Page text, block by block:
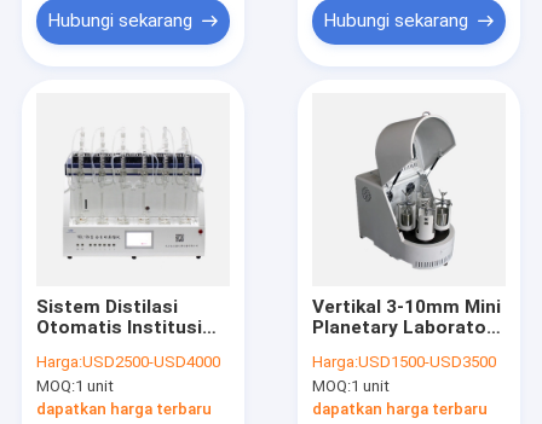
Hubungi kami
Mesin Ball Mill Laboratorium
Mesin Pengemas Obat
Kotak Sarung Tangan Vakum
Hubungi sekarang Hubungi sekarang
Sistem Distilasi
Otomatis Institusi
4960W
Harga:USD2500-USD4000
MOQ:1 unit
dapatkan harga terbaru
Vertikal 3-10mm Mini
Planetary Laboratory
Terdaftar
Harga:USD1500-USD3500
MOQ:1 unit
dapatkan harga terbaru